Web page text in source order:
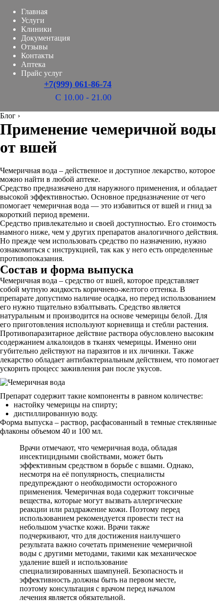
Главная
Услуги
Клиники
Документация
Отзывы
Контакты
Аптека
Прайс услуг
+7(999) 061-86-74
С 10.00 - 21.00
Блог ›
Применение чемеричной воды
от вшей
Чемеричная вода – действенное и доступное лекарство, которое
можно найти в любой аптеке.
Средство предназначено для наружного применения, и обладает
высокой эффективностью. Основное предназначение от чего
помогает чемеричная вода — это избавиться от вшей и гнид за
короткий период времени.
Средство привлекательно и своей доступностью. Его стоимость
намного ниже, чем у других препаратов аналогичного действия.
Но прежде чем использовать средство по назначению, нужно
ознакомиться с инструкцией, так как у него есть определенные
противопоказания.
Состав и форма выпуска
Чемеричная вода – средство от вшей, которое представляет
собой мутную жидкость коричнево-желтого оттенка. В
препарате допустимо наличие осадка, но перед использованием
его нужно тщательно взбалтывать. Средство является
натуральным и производится на основе чемерицы белой. Для
его приготовления используют корневища и стебли растения.
Противопаразитарное действие раствора обусловлено высоким
содержанием алкалоидов в тканях чемерицы. Именно они
губительно действуют на паразитов и их личинки. Также
лекарство обладает антибактериальным действием, что помогает
ускорить процесс заживления ран после укусов.
Препарат содержит такие компоненты в равном количестве:
настойку чемерицы на спирту;
дистиллированную воду.
Форма выпуска – раствор, расфасованный в темные стеклянные
флаконы объемом 40 и 100 мл.
Врачи отмечают, что чемеричная вода, обладая
инсектицидными свойствами, может быть
эффективным средством в борьбе с вшами. Однако,
несмотря на её популярность, специалисты
предупреждают о необходимости осторожного
применения. Чемеричная вода содержит токсичные
вещества, которые могут вызвать аллергические
реакции или раздражение кожи. Поэтому перед
использованием рекомендуется провести тест на
небольшом участке кожи. Врачи также
подчеркивают, что для достижения наилучшего
результата важно сочетать применение чемеричной
воды с другими методами, такими как механическое
удаление вшей и использование
специализированных шампуней. Безопасность и
эффективность должны быть на первом месте,
поэтому консультация с врачом перед началом
лечения является обязательной.